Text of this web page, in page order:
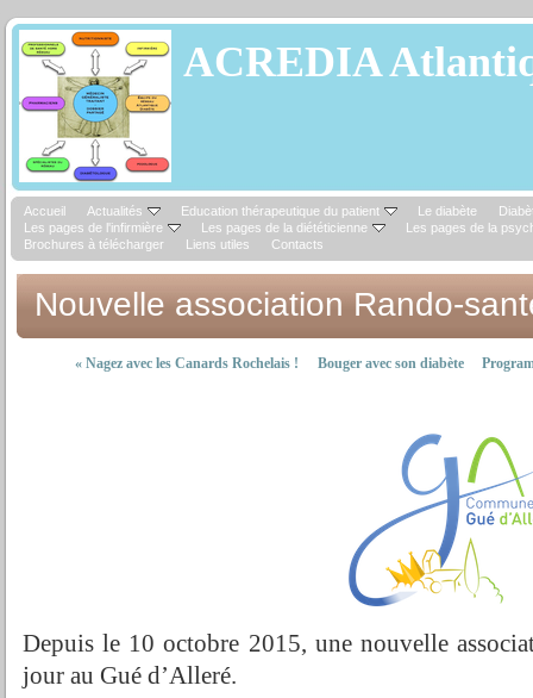
ACREDIA
Accueil Actualités Education thérapeutique du patient Le diabète
Les pages de l'infirmière
Les pages de la diététicienne
Les pages de la
Brochures à télécharger
Liens utiles Contacts
Nouvelle association Rando-
« Nagez avec les Canards Rochelais ! Bouger avec son diabète
Depuis le 10 octobre 2015, une nouvelle
jour au Gué d’Alleré.